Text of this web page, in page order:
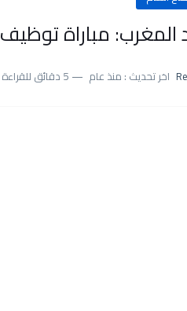
مباراة توظيف 10 اعوان شباك، آخر أجل 15 غشت 2025
اخر تحديث : منذ عام 5 دقائق للقراءة